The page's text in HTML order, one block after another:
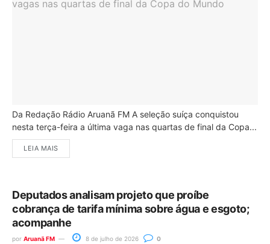
Da Redação Rádio Aruanã FM A seleção suíça conquistou
nesta terça-feira a última vaga nas quartas de final da Copa...
LEIA MAIS
Deputados analisam projeto que proíbe
cobrança de tarifa mínima sobre água e esgoto;
acompanhe
por Aruanã FM 8 de julho de 2026 0